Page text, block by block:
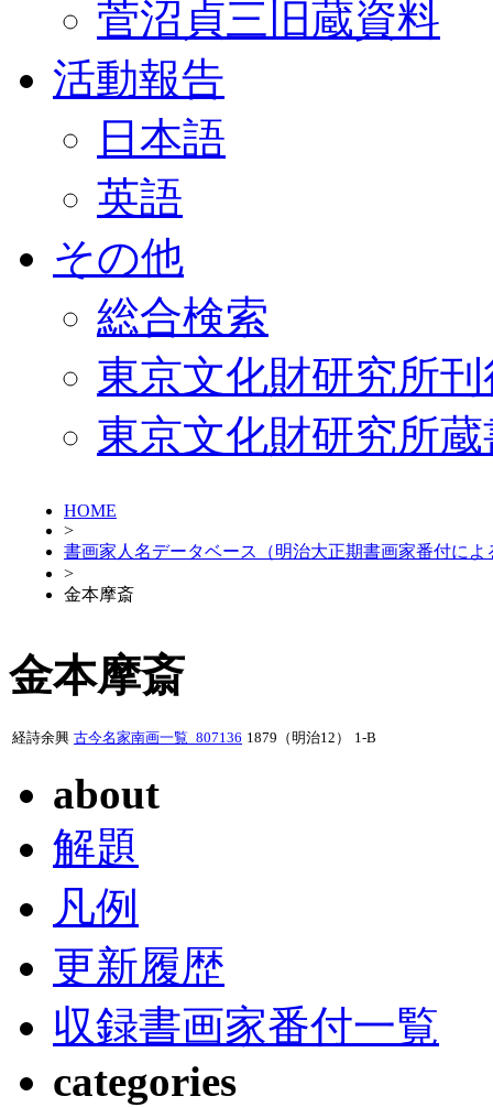
菅沼貞三旧蔵資料
活動報告
日本語
英語
その他
総合検索
東京文化財研究所
東京文化財研究所
HOME
>
書画家人名データベース（明治大正期書画家番付によ
>
金本摩斎
金本摩斎
経詩余興 古今名家南画一覧_807136 1879（明治12） 1-B
about
解題
凡例
更新履歴
収録書画家番付一覧
categories